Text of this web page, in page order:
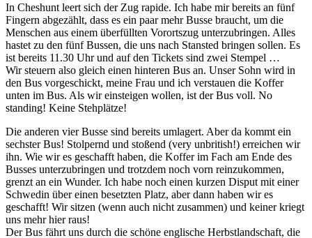
In Cheshunt leert sich der Zug rapide. Ich habe mir bereits an fünf
Fingern abgezählt, dass es ein paar mehr Busse braucht, um die
Menschen aus einem überfüllten Vorortszug unterzubringen. Alles
hastet zu den fünf Bussen, die uns nach Stansted bringen sollen. Es
ist bereits 11.30 Uhr und auf den Tickets sind zwei Stempel …
Wir steuern also gleich einen hinteren Bus an. Unser Sohn wird in
den Bus vorgeschickt, meine Frau und ich verstauen die Koffer
unten im Bus. Als wir einsteigen wollen, ist der Bus voll. No
standing! Keine Stehplätze!
Die anderen vier Busse sind bereits umlagert. Aber da kommt ein
sechster Bus! Stolpernd und stoßend (very unbritish!) erreichen wir
ihn. Wie wir es geschafft haben, die Koffer im Fach am Ende des
Busses unterzubringen und trotzdem noch vorn reinzukommen,
grenzt an ein Wunder. Ich habe noch einen kurzen Disput mit einer
Schwedin über einen besetzten Platz, aber dann haben wir es
geschafft! Wir sitzen (wenn auch nicht zusammen) und keiner kriegt
uns mehr hier raus!
Der Bus fährt uns durch die schöne englische Herbstlandschaft, die